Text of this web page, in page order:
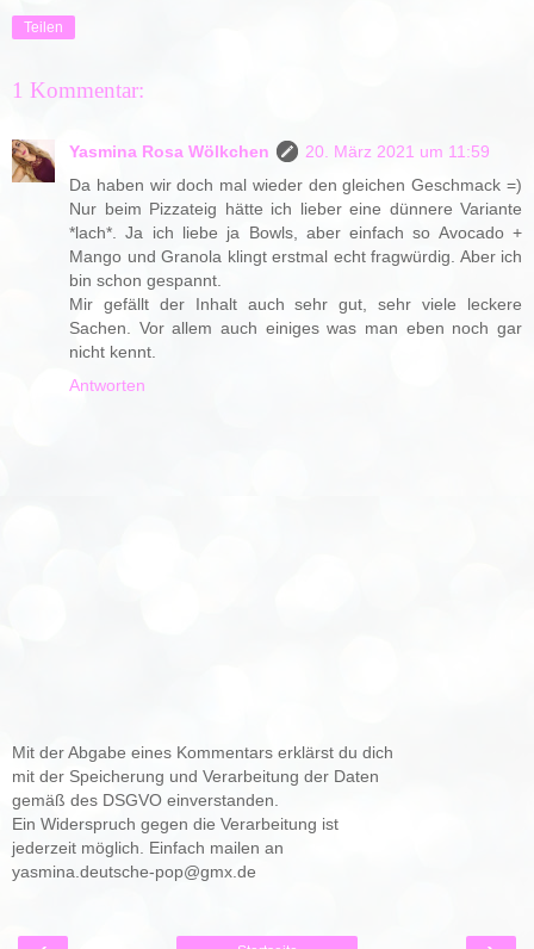
Teilen
1 Kommentar:
Yasmina Rosa Wölkchen
20. März 2021 um 11:59
Da haben wir doch mal wieder den gleichen Geschmack =)
Nur beim Pizzateig hätte ich lieber eine dünnere Variante
*lach*. Ja ich liebe ja Bowls, aber einfach so Avocado +
Mango und Granola klingt erstmal echt fragwürdig. Aber ich
bin schon gespannt.
Mir gefällt der Inhalt auch sehr gut, sehr viele leckere
Sachen. Vor allem auch einiges was man eben noch gar
nicht kennt.
Antworten
Mit der Abgabe eines Kommentars erklärst du dich
mit der Speicherung und Verarbeitung der Daten
gemäß des DSGVO einverstanden.
Ein Widerspruch gegen die Verarbeitung ist
jederzeit möglich. Einfach mailen an
yasmina.deutsche-pop@gmx.de